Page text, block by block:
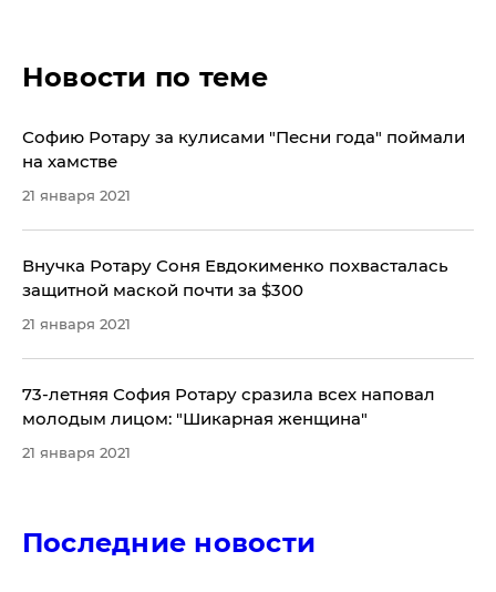
Новости по теме
Софию Ротару за кулисами "Песни года" поймали
на хамстве
21 января 2021
Внучка Ротару Соня Евдокименко похвасталась
защитной маской почти за $300
21 января 2021
73-летняя София Ротару сразила всех наповал
молодым лицом: "Шикарная женщина"
21 января 2021
Последние новости